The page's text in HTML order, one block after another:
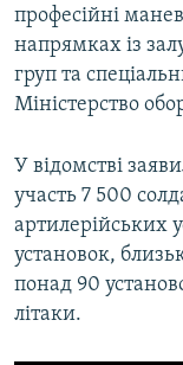
професійні
напрямках із
груп та
Міністерство
У відомстві
участь 7 500
артилерійських
установок,
понад 90
літаки.